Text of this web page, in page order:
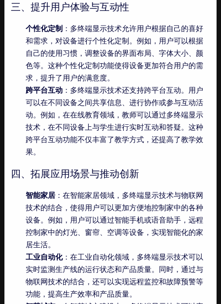
三、提升用户体验与互动性
个性化定制：多终端显示技术允许用户根据自己的喜好
和需求，对设备进行个性化定制。例如，用户可以根据
自己的使用习惯，调整设备的界面布局、字体大小、颜
色等。这种个性化定制功能使得设备更加符合用户的需
求，提升了用户的满意度。
跨平台互动：多终端显示技术还支持跨平台互动。用户
可以在不同设备之间共享信息、进行协作或参与互动活
动。例如，在在线教育领域，教师可以通过多终端显示
技术，在不同设备上与学生进行实时互动和答疑。这种
跨平台互动功能不仅丰富了教学方式，还提高了教学效
果。
四、拓展应用场景与推动创新
智能家居：在智能家居领域，多终端显示技术与物联网
技术的结合，使得用户可以更加方便地控制家中的各种
设备。例如，用户可以通过智能手机或语音助手，远程
控制家中的灯光、窗帘、空调等设备，实现智能化的家
居生活。
工业自动化：在工业自动化领域，多终端显示技术可以
实时监测生产线的运行状态和产品质量。同时，通过与
物联网技术的结合，还可以实现远程监控和故障预警等
功能，提高生产效率和产品质量。